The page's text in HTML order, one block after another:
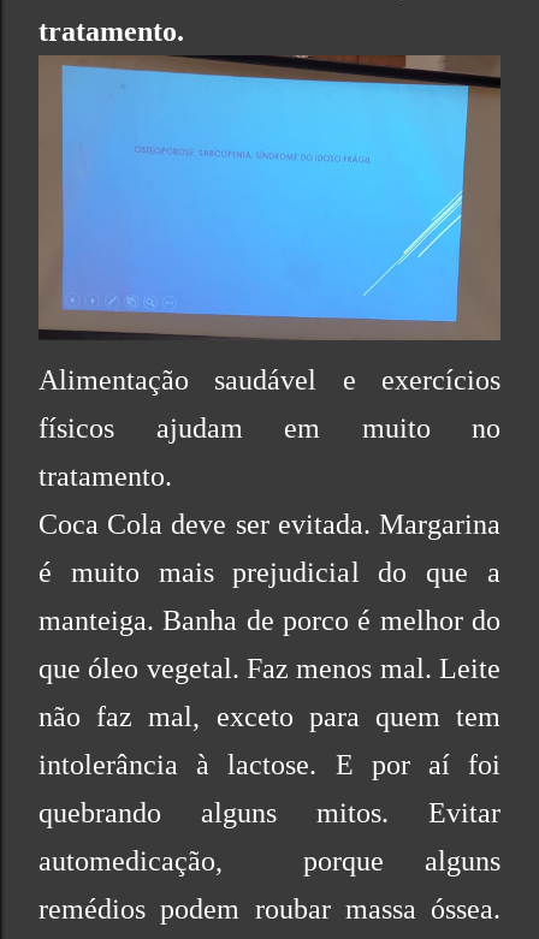
tratamento.
Alimentação saudável e exercícios
físicos ajudam em muito no
tratamento.
Coca Cola deve ser evitada. Margarina
é muito mais prejudicial do que a
manteiga. Banha de porco é melhor do
que óleo vegetal. Faz menos mal. Leite
não faz mal, exceto para quem tem
intolerância à lactose. E por aí foi
quebrando alguns mitos. Evitar
automedicação, porque alguns
remédios podem roubar massa óssea.